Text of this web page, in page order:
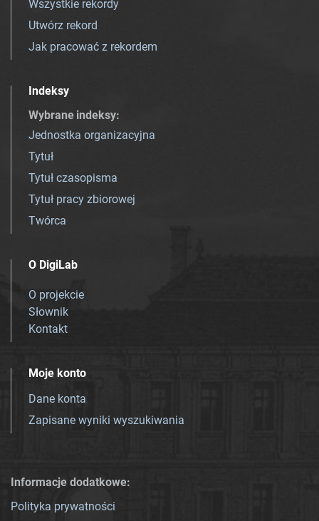
Wszystkie rekordy
Utwórz rekord
Jak pracować z rekordem
Indeksy
Wybrane indeksy:
Jednostka organizacyjna
Tytuł
Tytuł czasopisma
Tytuł pracy zbiorowej
Twórca
O DigiLab
O projekcie
Słownik
Kontakt
Moje konto
Dane konta
Zapisane wyniki wyszukiwania
Informacje dodatkowe:
Polityka prywatności